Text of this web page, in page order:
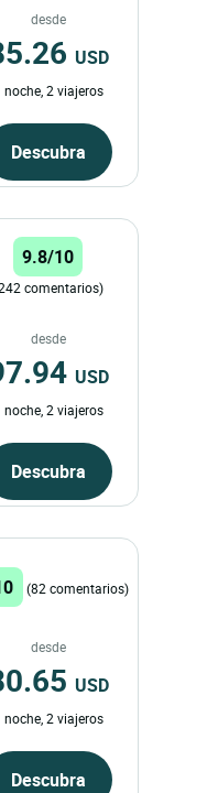
desde
USD
noche, 2 viajeros
Descubra
9.8/10
comentarios)
desde
USD
noche, 2 viajeros
Descubra
(82 comentarios)
desde
USD
noche, 2 viajeros
Descubra